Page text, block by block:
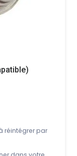
réintégrer par